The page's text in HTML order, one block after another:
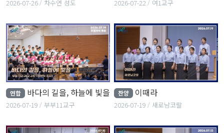
2026-07-26 차수연 성도 2026-07-22 여1교구
연합 바다의 길을, 하늘에 빛을
2026-07-19 부부11교구
찬양 이때라
2026-07-19 새로남코랄